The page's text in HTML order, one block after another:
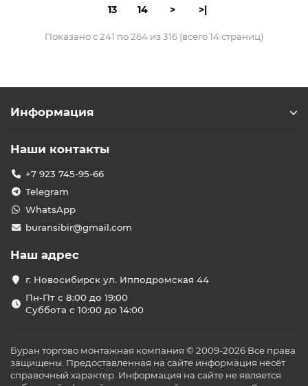
13 14 > >|
Показано с 241 по 264 из 316 (всего 14 страниц)
Информация
Наши контакты
+7 923 745-95-66
Telegram
WhatsApp
buransibir@gmail.com
Наш адрес
г. Новосибирск ул. Ипподромская 44
Пн-Пт с 8:00 до 19:00
Суббота с 10:00 до 14:00
Буран торгово монтажная компания © 2009-2026 Все права
защищены. Предоставленная на сайте информация несёт
справочный характер. Информация на сайте не является